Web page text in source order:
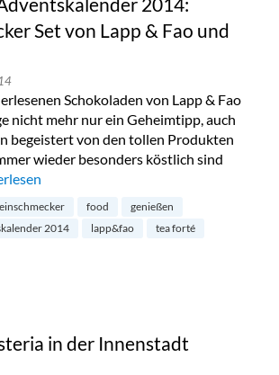
Set von Lapp & Fao und
Schokoladen von Lapp & Fao
nicht mehr nur ein Geheimtipp, auch
begeistert von den tollen Produkten
wieder besonders köstlich sind
Adventskalender 2014:
food
genießen
2014
lapp&fao tea forté
in der Innenstadt